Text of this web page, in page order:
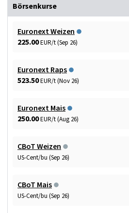
Börsenkurse
Euronext Weizen
225.00EUR/t (Sep 26)
Euronext Raps
523.50EUR/t (Nov 26)
Euronext Mais
250.00EUR/t (Aug 26)
CBoT Weizen
US-Cent/bu (Sep 26)
CBoT Mais
US-Cent/bu (Sep 26)